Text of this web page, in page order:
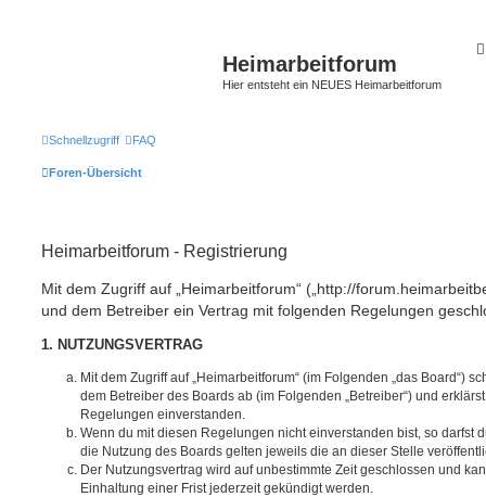
Heimarbeitforum
Hier entsteht ein NEUES Heimarbeitforum
Schnellzugriff FAQ
Foren-Übersicht
Heimarbeitforum - Registrierung
Mit dem Zugriff auf „Heimarbeitforum“ („http://
und dem Betreiber ein Vertrag mit folgenden Regelungen
1. NUTZUNGSVERTRAG
Mit dem Zugriff auf „Heimarbeitforum“ (im Folgenden „das Board“)
dem Betreiber des Boards ab (im Folgenden „Betreiber“) und
Regelungen einverstanden.
Wenn du mit diesen Regelungen nicht einverstanden bist, so darfst
die Nutzung des Boards gelten jeweils die an dieser Stelle
Der Nutzungsvertrag wird auf unbestimmte Zeit geschlossen und
Einhaltung einer Frist jederzeit gekündigt werden.